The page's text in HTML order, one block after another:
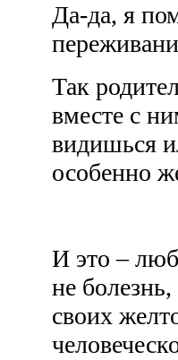
Да-да, я
Так
вместе с
видишься
особенно
И это –
не
своих